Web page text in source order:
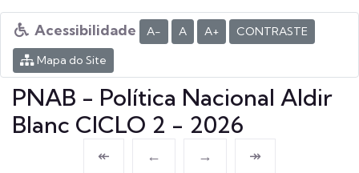
Acessibilidade A- A A+
CONTRASTE
Mapa do Site
PNAB - Política Nacional Aldir
Blanc CICLO 2 - 2026
↞ ← → ↠